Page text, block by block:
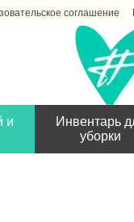
соглашение
и
Инвентарь
уборки